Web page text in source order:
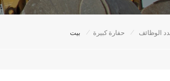
بيت / حفارة كبيرة /